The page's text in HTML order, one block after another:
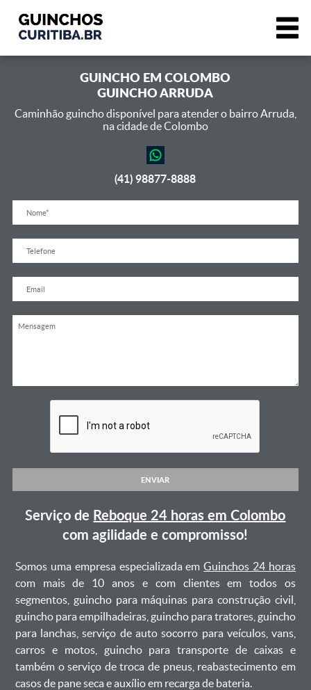
GUINCHO EMCOLOMBO
GUINCHO ARRUDA
Caminhão guincho disponível para atender o bairro Arruda,
na cidade de Colombo
(41) 98877-8888
ENVIAR
Serviço de Reboque 24 horas em Colombo
com agilidade e compromisso!
Somos uma empresa especializada emGuinchos 24 horas
com mais de 10 anos e com clientes em todos os
segmentos, guincho para máquinas para construção civil,
guincho para empilhadeiras, guincho para tratores, guincho
para lanchas, serviço de auto socorro para veículos, vans,
carros e motos, guincho para transporte de caixas e
também o serviço de troca de pneus, reabastecimento em
casos de pane seca e auxílio em recarga de bateria. ㅤㅤ